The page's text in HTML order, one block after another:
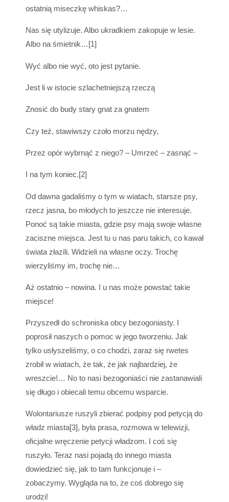
ostatnią miseczkę whiskas?…
Nas się utylizuje. Albo ukradkiem zakopuje w lesie.
Albo na śmietnik…[1]
Wyć albo nie wyć, oto jest pytanie.
Jest li w istocie szlachetniejszą rzeczą
Znosić do budy stary gnat za gnatem
Czy też, stawiwszy czoło morzu nędzy,
Przez opór wybrnąć z niego? – Umrzeć – zasnąć –
I na tym koniec.[2]
Od dawna gadaliśmy o tym w wiatach, starsze psy,
rzecz jasna, bo młodych to jeszcze nie interesuje.
Ponoć są takie miasta, gdzie psy mają swoje własne
zaciszne miejsca. Jest tu u nas paru takich, co kawał
świata złazili. Widzieli na własne oczy. Trochę
wierzyliśmy im, trochę nie…
Aż ostatnio – nowina. I u nas może powstać takie
miejsce!
Przyszedł do schroniska obcy bezogoniasty. I
poprosił naszych o pomoc w jego tworzeniu. Jak
tylko usłyszeliśmy, o co chodzi, zaraz się rwetes
zrobił w wiatach, że tak, że jak najbardziej, że
wreszcie!… No to nasi bezogoniaści nie zastanawiali
się długo i obiecali temu obcemu wsparcie.
Wolontariusze ruszyli zbierać podpisy pod petycją do
władz miasta[3], była prasa, rozmowa w telewizji,
oficjalne wręczenie petycji władzom. I coś się
ruszyło. Teraz nasi pojadą do innego miasta
dowiedzieć się, jak to tam funkcjonuje i –
zobaczymy. Wygląda na to, że coś dobrego się
urodzi!